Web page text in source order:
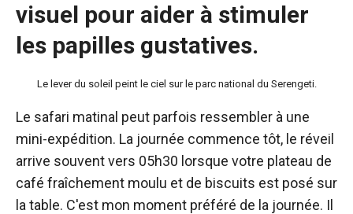
visuel pour aider à stimuler
les papilles gustatives.
Le lever du soleil peint le ciel sur le parc national du Serengeti.
Le safari matinal peut parfois ressembler à une
mini-expédition. La journée commence tôt, le réveil
arrive souvent vers 05h30 lorsque votre plateau de
café fraîchement moulu et de biscuits est posé sur
la table. C'est mon moment préféré de la journée. Il